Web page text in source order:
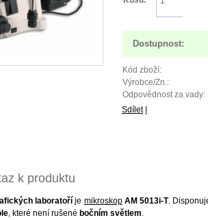
Dostupnost:
Kód zboží:
Výrobce/Zn.:
Odpovědnost za vady:
Sdílet
k produktu
laboratoří je mikroskop AM 5013i-T.
, které není rušené bočním světlem.